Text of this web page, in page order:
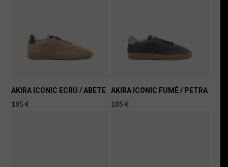
AKIRA ICONIC ECRÙ / ABETE
185 €
AKIRA ICONIC FUMÈ / PETRA
185€